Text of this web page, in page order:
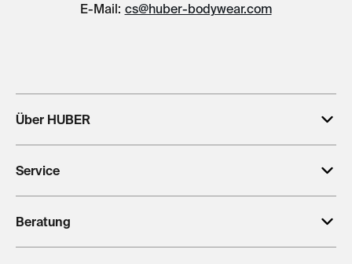
E-Mail: cs@huber-bodywear.com
Über HUBER
Service
Beratung